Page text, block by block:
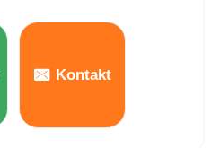
Kontakt